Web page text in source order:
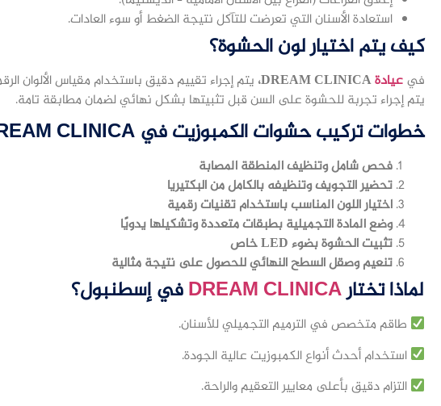
استعادة الأسنان التي تعرضت للتآكل نتيجة الضغط أو سوء العادات.
كيف يتم اختيار لون الحشوة؟
فيعيادة
يتم إجراء تقييم دقيق باستخدام مقياس الألوان
يتم إجراء تجربة للحشوة على السن قبل تثبيتها بشكل نهائي لضمان مطابقة تامة.
خطوات تركيب حشوات الكمبوزيت في DREAM CLINICA
فحص شامل وتنظيف المنطقة المصابة
تحضير التجويف وتنظيفه بالكامل من البكتيريا
اختيار اللون المناسب باستخدام تقنيات رقمية
وضع المادة التجميلية بطبقات متعددة وتشكيلها يدويًا
تثبيت الحشوة بضوء LED خاص
تنعيم وصقل السطح النهائي للحصول على نتيجة مثالية
لماذا تختارDREAM CLINICAفي إسطنبول؟
طاقم متخصص في الترميم التجميلي للأسنان.
استخدام أحدث أنواع الكمبوزيت عالية الجودة.
التزام دقيق بأعلى معايير التعقيم والراحة.